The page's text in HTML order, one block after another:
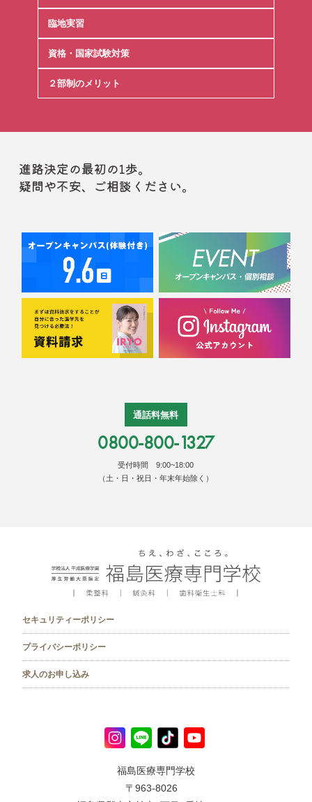
臨地実習
資格・国家試験対策
２部制のメリット
進路決定の最初の1歩。
疑問や不安、ご相談ください。
通話料無料
0800-800-1327
受付時間 9:00~18:00
（土・日・祝日・年末年始除く）
セキュリティーポリシー
プライバシーポリシー
求人のお申し込み
福島医療専門学校
〒963-8026